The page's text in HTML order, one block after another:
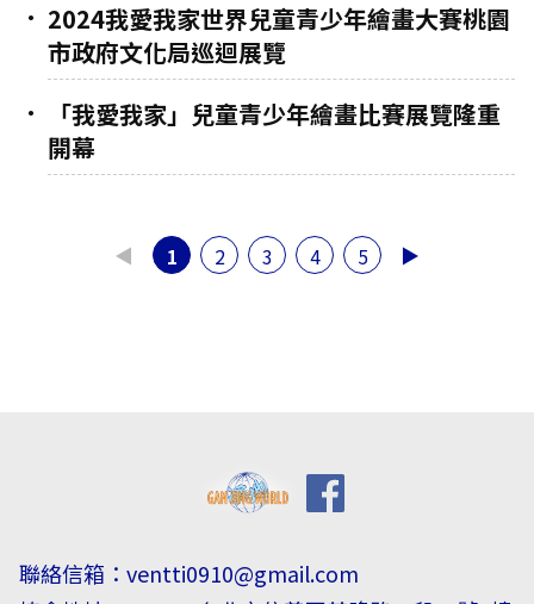
2024我愛我家世界兒童青少年繪畫大賽桃園
市政府文化局巡迴展覽
「我愛我家」兒童青少年繪畫比賽展覽隆重
開幕
◀ 1 2 3 4 5 ▶
聯絡信箱： ventti0910@gmail.com